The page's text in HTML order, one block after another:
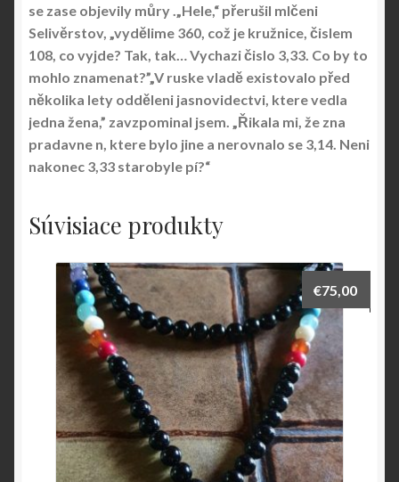
se zase objevily můry .„Hele,“ přerušil mlčeni
Selivěrstov, „vydělime 360, což je kružnice, čislem
108, co vyjde? Tak, tak… Vychazi čislo 3,33. Co by to
mohlo znamenat?”„V ruske vladě existovalo před
několika lety odděleni jasnovidectvi, ktere vedla
jedna žena,” zavzpominal jsem. „Řikala mi, že zna
pradavne n, ktere bylo jine a nerovnalo se 3,14. Neni
nakonec 3,33 starobyle pí?“
Súvisiace produkty
€75,00